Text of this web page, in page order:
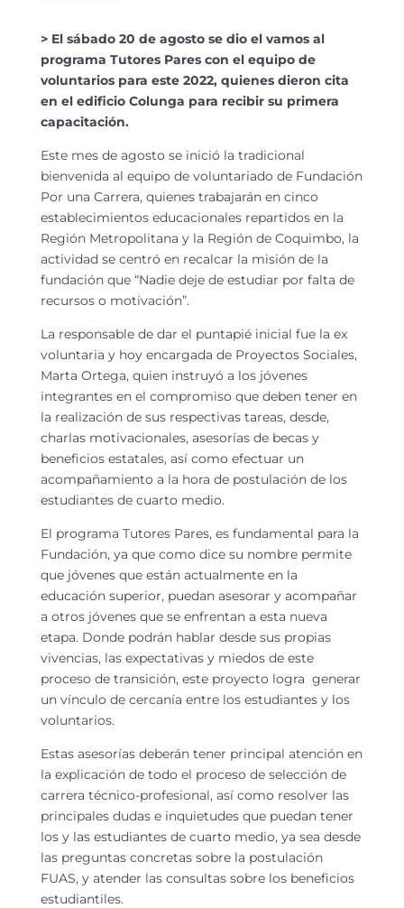
> El sábado 20 de agosto se dio el vamos al
programa Tutores Pares con el equipo de
voluntarios para este 2022, quienes dieron cita
en el edificio Colunga para recibir su primera
capacitación.
Este mes de agosto se inició la tradicional
bienvenida al equipo de voluntariado de Fundación
Por una Carrera, quienes trabajarán en cinco
establecimientos educacionales repartidos en la
Región Metropolitana y la Región de Coquimbo, la
actividad se centró en recalcar la misión de la
fundación que “Nadie deje de estudiar por falta de
recursos o motivación”.
La responsable de dar el puntapié inicial fue la ex
voluntaria y hoy encargada de Proyectos Sociales,
Marta Ortega, quien instruyó a los jóvenes
integrantes en el compromiso que deben tener en
la realización de sus respectivas tareas, desde,
charlas motivacionales, asesorías de becas y
beneficios estatales, así como efectuar un
acompañamiento a la hora de postulación de los
estudiantes de cuarto medio.
El programa Tutores Pares, es fundamental para la
Fundación, ya que como dice su nombre permite
que jóvenes que están actualmente en la
educación superior, puedan asesorar y acompañar
a otros jóvenes que se enfrentan a esta nueva
etapa. Donde podrán hablar desde sus propias
vivencias, las expectativas y miedos de este
proceso de transición, este proyecto logra generar
un vínculo de cercanía entre los estudiantes y los
voluntarios.
Estas asesorías deberán tener principal atención en
la explicación de todo el proceso de selección de
carrera técnico-profesional, así como resolver las
principales dudas e inquietudes que puedan tener
los y las estudiantes de cuarto medio, ya sea desde
las preguntas concretas sobre la postulación
FUAS, y atender las consultas sobre los beneficios
estudiantiles.